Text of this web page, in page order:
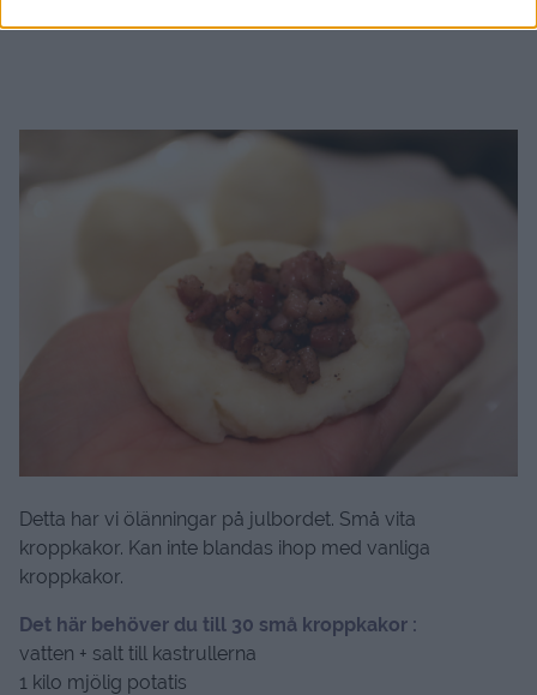
Detta har vi ölänningar på julbordet. Små vita
kroppkakor. Kan inte blandas ihop med vanliga
kroppkakor.
Det här behöver du till 30 små kroppkakor :
vatten + salt till kastrullerna
1 kilo mjölig potatis